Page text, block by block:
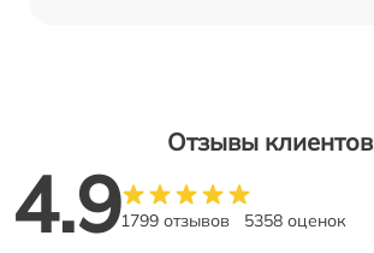
Отзывы клиентов
4.91799 отзывов 5358 оценок